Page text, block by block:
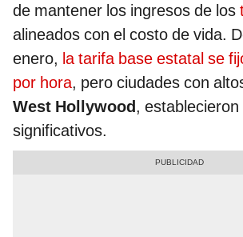
de mantener los ingresos de los
alineados con el costo de vida.
enero, la tarifa base estatal se
por hora, pero ciudades con
West Hollywood,
significativos.